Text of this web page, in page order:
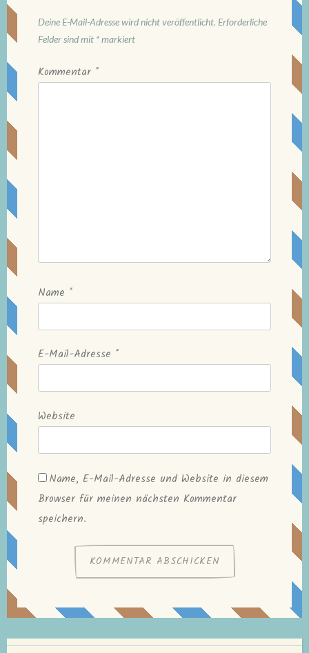
Deine E-Mail-Adresse wird nicht veröffentlicht. Erforderliche
Felder sind mit *markiert
Kommentar *
Name *
E-Mail-Adresse *
Website
Name, E-Mail-Adresse und Website in diesem
Browser für meinen nächsten Kommentar
speichern.